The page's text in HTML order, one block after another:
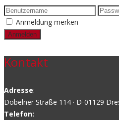
Anmeldung merken
Kontakt
Adresse:
Döbelner Straße 114 · D-01129
Telefon: